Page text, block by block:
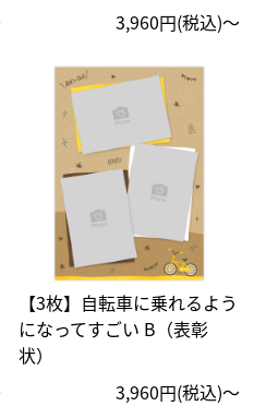
3,960円(税込)〜
【3枚】自転車に乗れるよう
になってすごい B（表彰
状）
3,960円(税込)〜